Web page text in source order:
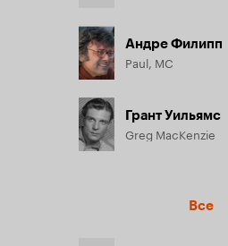
Андре Филипп
Paul, MC
Грант Уильямс
Greg MacKenzie
Все